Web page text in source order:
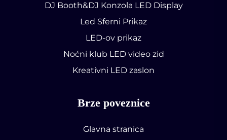
DJ Booth&DJ Konzola LED Display
Led Sferni Prikaz
LED-ov prikaz
Noćni klub LED video zid
Kreativni LED zaslon
Brze poveznice
Glavna stranica